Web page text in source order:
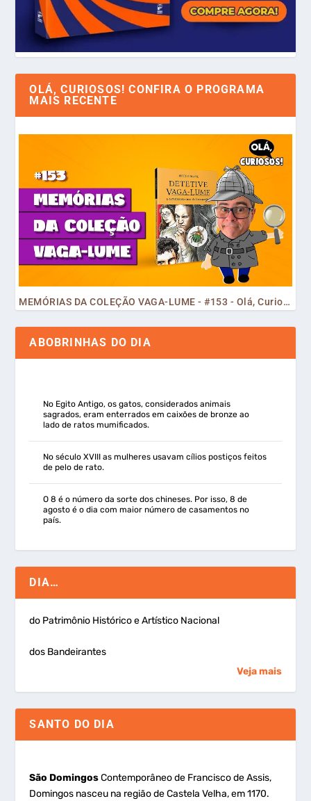
OLÁ, CURIOSOS! CONFIRA O PROGRAMA
MAIS RECENTE
MEMÓRIAS DA COLEÇÃO VAGA-LUME - #153 - Olá, Curiosos! 2023
ABOBRINHAS DO DIA
No Egito Antigo, os gatos, considerados animais
sagrados, eram enterrados em caixões de bronze ao
lado de ratos mumificados.
No século XVIII as mulheres usavam cílios postiços feitos
de pelo de rato.
O 8 é o número da sorte dos chineses. Por isso, 8 de
agosto é o dia com maior número de casamentos no
país.
DIA…
do Patrimônio Histórico e Artístico Nacional
dos Bandeirantes
Veja mais
SANTO DO DIA
São DomingosContemporâneo de Francisco de Assis,
Domingos nasceu na região de Castela Velha, em 1170.